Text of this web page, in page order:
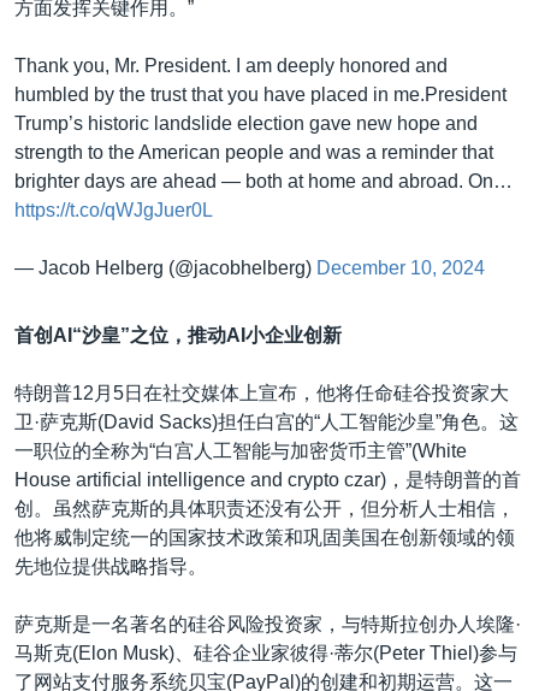
方面发挥关键作用。”
Thank you, Mr. President. I am deeply honored and
humbled by the trust that you have placed in me.President
Trump’s historic landslide election gave new hope and
strength to the American people and was a reminder that
brighter days are ahead — both at home and abroad. On…
https://t.co/qWJgJuer0L
— Jacob Helberg (@jacobhelberg) December 10, 2024
首创AI“沙皇”之位，推动AI小企业创新
特朗普12月5日在社交媒体上宣布，他将任命硅谷投资家大
卫·萨克斯(David Sacks)担任白宫的“人工智能沙皇”角色。这
一职位的全称为“白宫人工智能与加密货币主管”(White
House artificial intelligence and crypto czar)，是特朗普的首
创。虽然萨克斯的具体职责还没有公开，但分析人士相信，
他将威制定统一的国家技术政策和巩固美国在创新领域的领
先地位提供战略指导。
萨克斯是一名著名的硅谷风险投资家，与特斯拉创办人埃隆·
马斯克(Elon Musk)、硅谷企业家彼得·蒂尔(Peter Thiel)参与
了网站支付服务系统贝宝(PayPal)的创建和初期运营。这一